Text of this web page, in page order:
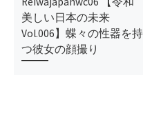
美しい日本の未来
Vol.006】蝶々の性器を持
つ彼女の顔撮り